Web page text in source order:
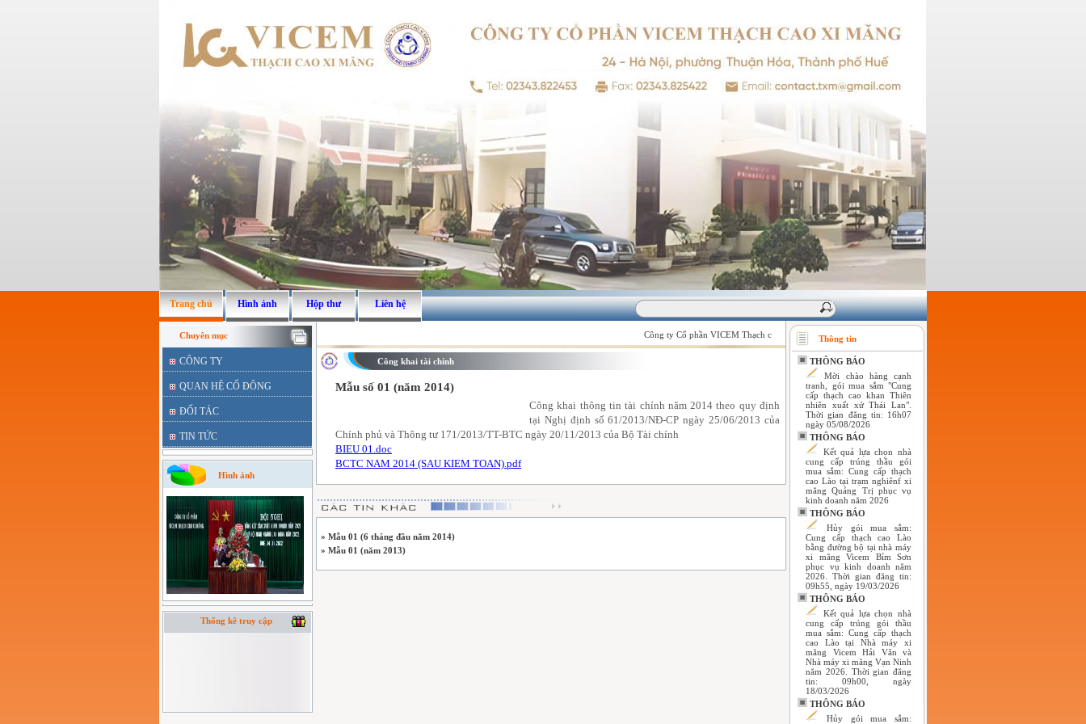
Trang chủ Hình ảnh Hộp thư Liên hệ
Chuyên mục
CÔNG TY
QUAN HỆ CỔ ĐÔNG
ĐỐI TÁC
TIN TỨC
Hình ảnh
Thống kê truy cập
Công ty Cổ phần VICEM Thạch cao Xi măng - Giữ vững niềm tin của khách hàng !
Công khai tài chính
Mẫu số 01 (năm 2014)
Công khai thông tin tài chính năm 2014 theo quy định
tại Nghị định số 61/2013/NĐ-CP ngày 25/06/2013 của
Chính phủ và Thông tư 171/2013/TT-BTC ngày 20/11/2013 của Bộ Tài chính
BIEU 01.doc
BCTC NAM 2014 (SAU KIEM TOAN).pdf
» Mẫu 01 (6 tháng đầu năm 2014)
» Mẫu 01 (năm 2013)
Thông tin
THÔNG BÁO
Mời chào hàng cạnh
tranh, gói mua sắm "Cung
cấp thạch cao khan Thiên
nhiên xuất xứ Thái Lan".
Thời gian đăng tin: 16h07
ngày 05/08/2026
THÔNG BÁO
Kết quả lựa chọn nhà
cung cấp trúng thầu gói
mua sắm: Cung cấp thạch
cao Lào tại trạm nghiênf xi
măng Quảng Trị phục vụ
kinh doanh năm 2026
THÔNG BÁO
Hủy gói mua sắm:
Cung cấp thạch cao Lào
bằng đường bộ tại nhà máy
xi măng Vicem Bỉm Sơn
phục vụ kinh doanh năm
2026. Thời gian đăng tin:
09h55, ngày 19/03/2026
THÔNG BÁO
Kết quả lựa chọn nhà
cung cấp trúng gói thầu
mua sắm: Cung cấp thạch
cao Lào tại Nhà máy xi
măng Vicem Hải Vân và
Nhà máy xi măng Vạn Ninh
năm 2026. Thời gian đăng
tin: 09h00, ngày
18/03/2026
THÔNG BÁO
Hủy gói mua sắm: